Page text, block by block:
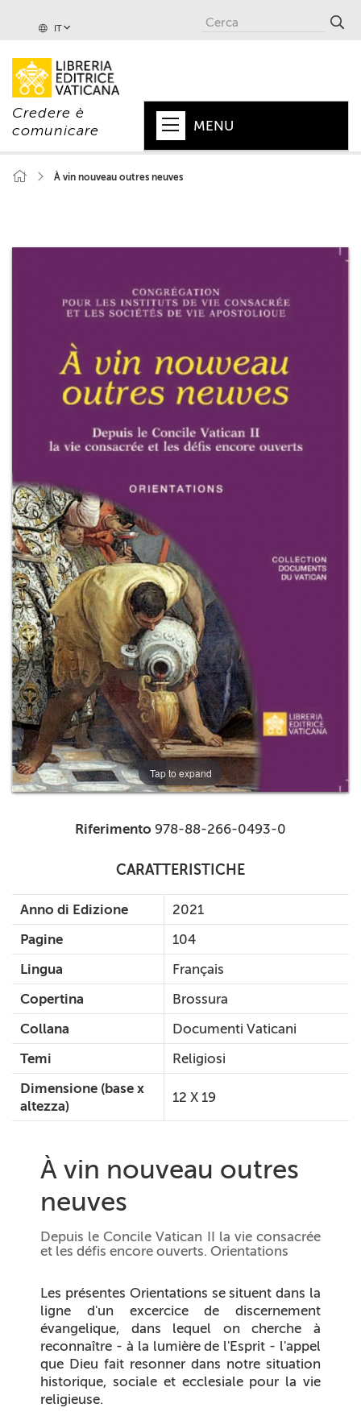
IT
Credere è
comunicare
MENU
MONDO
RIVISTE
CEI
AUTORI VARI
À vin nouveau outres neuves
Tap to expand
Riferimento 978-88-266-0493-0
CARATTERISTICHE
Anno di Edizione
2021
Pagine
104
Lingua
Français
Copertina
Brossura
Collana
Documenti Vaticani
Temi
Religiosi
Dimensione (base x
altezza)
12 X 19
À vin nouveau outres
neuves
Depuis le Concile Vatican II la vie consacrée
et les défis encore ouverts. Orientations
Les présentes Orientations se situent dans la
ligne d'un excercice de discernement
évangelique, dans lequel on cherche à
reconnaître - à la lumière de l'Esprit - l'appel
que Dieu fait resonner dans notre situation
historique, sociale et ecclesiale pour la vie
religieuse.